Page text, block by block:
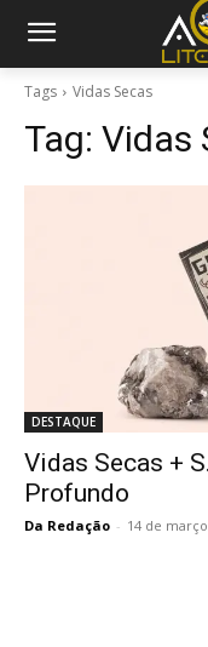
Tags Vidas Secas
Tag: Vidas
DESTAQUE
Vidas Secas +
Profundo
Da Redação - 14 de